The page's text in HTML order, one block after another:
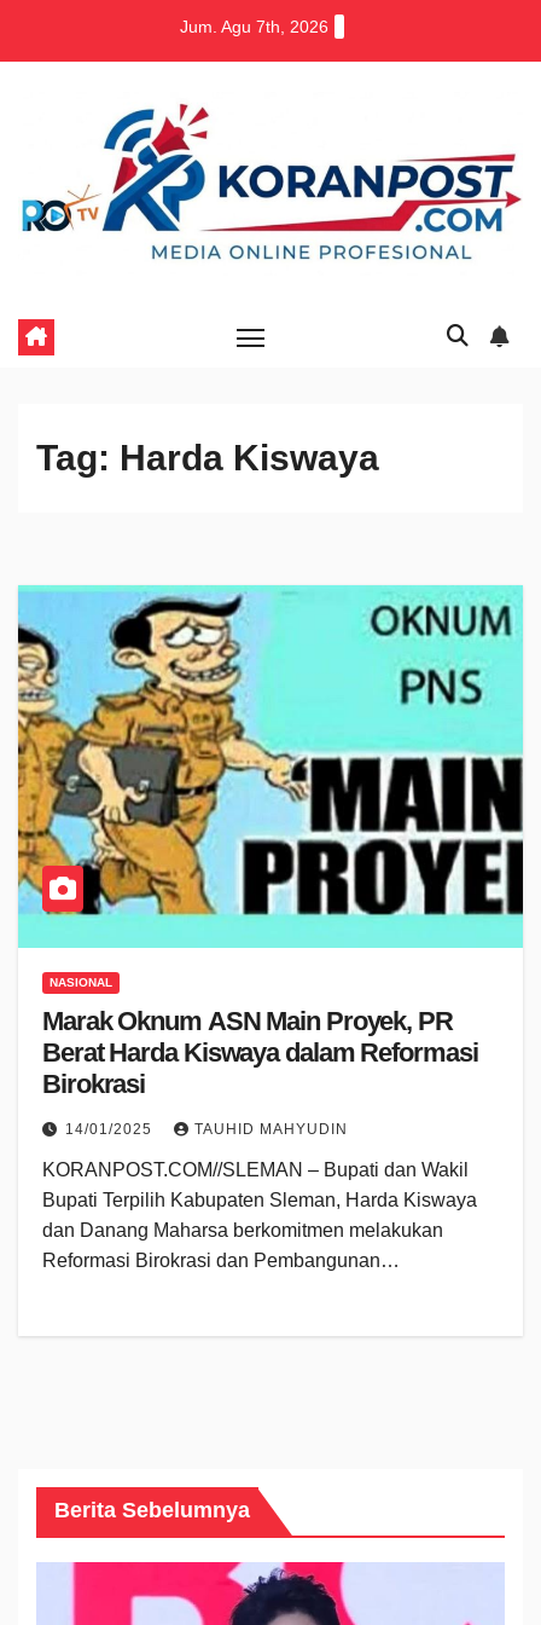
Jum. Agu 7th, 2026
Tag: Harda Kiswaya
NASIONAL
Marak Oknum ASN Main Proyek, PR
Berat Harda Kiswaya dalam Reformasi
Birokrasi
14/01/2025 TAUHID MAHYUDIN
KORANPOST.COM//SLEMAN – Bupati dan Wakil
Bupati Terpilih Kabupaten Sleman, Harda Kiswaya
dan Danang Maharsa berkomitmen melakukan
Reformasi Birokrasi dan Pembangunan…
Berita Sebelumnya